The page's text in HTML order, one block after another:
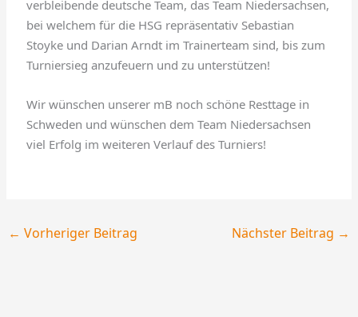
verbleibende deutsche Team, das Team Niedersachsen,
bei welchem für die HSG repräsentativ Sebastian
Stoyke und Darian Arndt im Trainerteam sind, bis zum
Turniersieg anzufeuern und zu unterstützen!
Wir wünschen unserer mB noch schöne Resttage in
Schweden und wünschen dem Team Niedersachsen
viel Erfolg im weiteren Verlauf des Turniers!
← Vorheriger Beitrag Nächster Beitrag →